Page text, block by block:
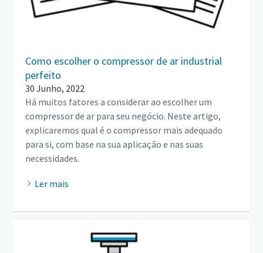
Como escolher o compressor de ar industrial
perfeito
30 Junho, 2022
Há muitos fatores a considerar ao escolher um
compressor de ar para seu negócio. Neste artigo,
explicaremos qual é o compressor mais adequado
para si, com base na sua aplicação e nas suas
necessidades.
Ler mais